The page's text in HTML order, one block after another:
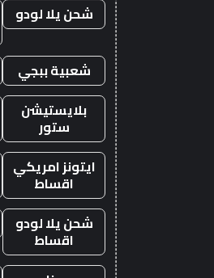
شحن يلا لودو
شعبية ببجي
بلايستيشن
ستور
ايتونز امريكي
اقساط
شحن يلا لودو
اقساط